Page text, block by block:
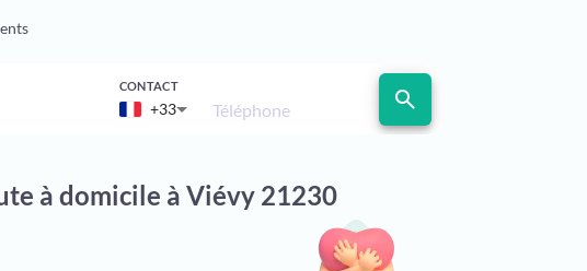
CONTACT
+33 Téléphone search
à domicile à Viévy 21230